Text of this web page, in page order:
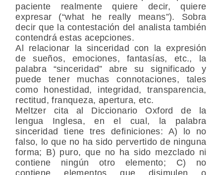
paciente realmente quiere decir, quiere
expresar (“what he really means”). Sobra
decir que la contestación del analista también
contendrá estas acepciones.
Al relacionar la sinceridad con la expresión
de sueños, emociones, fantasías, etc., la
palabra “sinceridad” abre su significado y
puede tener muchas connotaciones, tales
como honestidad, integridad, transparencia,
rectitud, franqueza, apertura, etc.
Meltzer cita al Diccionario Oxford de la
lengua Inglesa, en el cual, la palabra
sinceridad tiene tres definiciones: A) lo no
falso, lo que no ha sido pervertido de ninguna
forma; B) puro, que no ha sido mezclado ni
contiene ningún otro elemento; C) no
contiene elementos que disimulen o